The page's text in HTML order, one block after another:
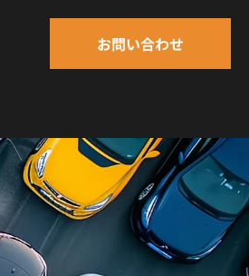
お問い合わせ